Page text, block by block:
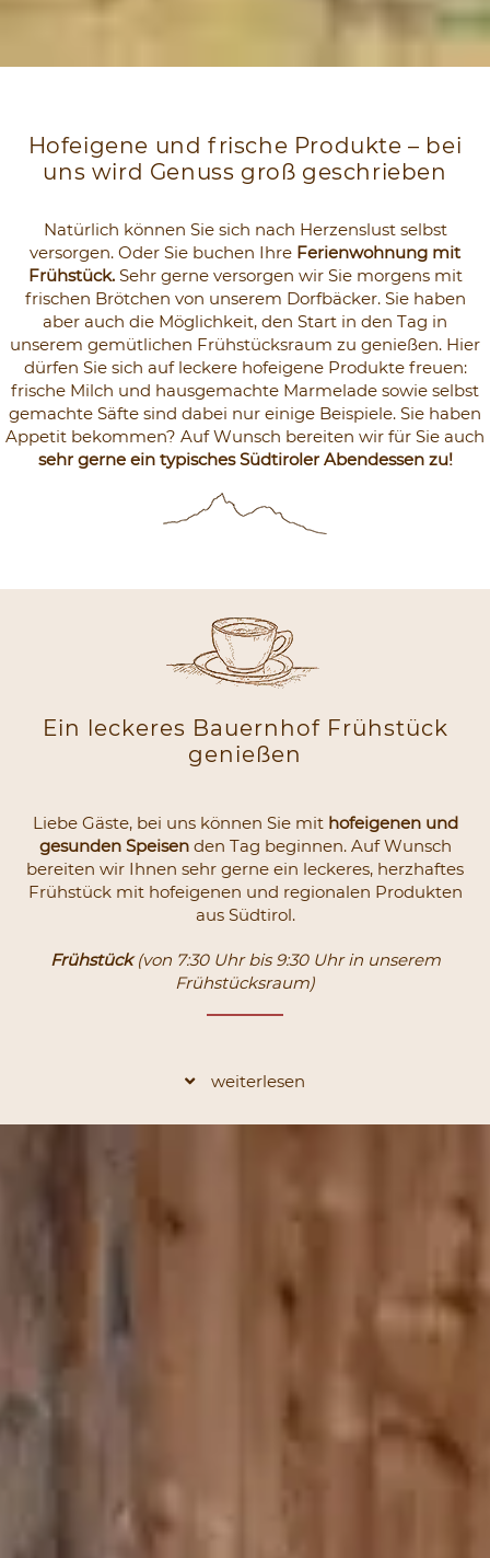
Hofeigene und frische Produkte – bei
uns wird Genuss groß geschrieben
Natürlich können Sie sich nach Herzenslust selbst
versorgen. Oder Sie buchen Ihre Ferienwohnung mit
Frühstück. Sehr gerne versorgen wir Sie morgens mit
frischen Brötchen von unserem Dorfbäcker. Sie haben
aber auch die Möglichkeit, den Start in den Tag in
unserem gemütlichen Frühstücksraum zu genießen. Hier
dürfen Sie sich auf leckere hofeigene Produkte freuen:
frische Milch und hausgemachte Marmelade sowie selbst
gemachte Säfte sind dabei nur einige Beispiele. Sie haben
Appetit bekommen? Auf Wunsch bereiten wir für Sie auch
sehr gerne ein typisches Südtiroler Abendessen zu!
Ein leckeres Bauernhof Frühstück
genießen
Liebe Gäste, bei uns können Sie mithofeigenen und
gesunden Speisenden Tag beginnen. Auf Wunsch
bereiten wir Ihnen sehr gerne ein leckeres, herzhaftes
Frühstück mit hofeigenen und regionalen Produkten
aus Südtirol.
Frühstück(von 7:30 Uhr bis 9:30 Uhr in unserem
Frühstücksraum)
weiterlesen